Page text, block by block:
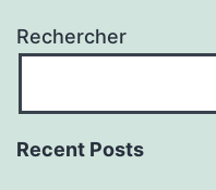
Rechercher
Recent Posts